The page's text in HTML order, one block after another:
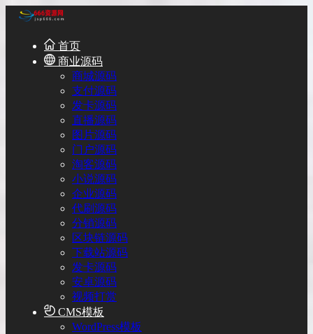
首页
商业源码
商城源码
支付源码
发卡源码
直播源码
图片源码
门户源码
淘客源码
小说源码
企业源码
代刷源码
分销源码
区块链源码
下载站源码
发卡源码
安卓源码
视频打赏
CMS模板
WordPress模板